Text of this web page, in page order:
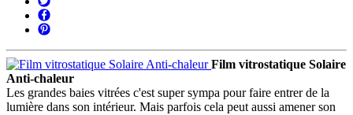
Film vitrostatique Solaire
Anti-chaleur
Les grandes baies vitrées c'est super sympa pour faire entrer de la
lumière dans son intérieur. Mais parfois cela peut aussi amener son